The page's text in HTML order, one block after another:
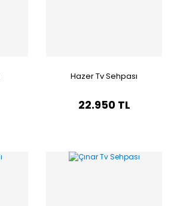
Hazer Tv Sehpası
22.950 TL